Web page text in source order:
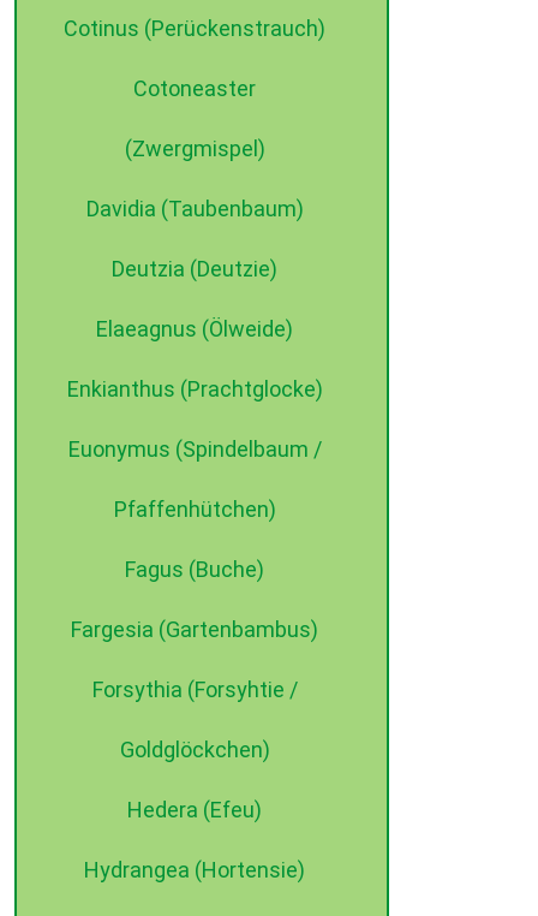
Cotinus (Perückenstrauch)
Cotoneaster
(Zwergmispel)
Davidia (Taubenbaum)
Deutzia (Deutzie)
Elaeagnus (Ölweide)
Enkianthus (Prachtglocke)
Euonymus (Spindelbaum /
Pfaffenhütchen)
Fagus (Buche)
Fargesia (Gartenbambus)
Forsythia (Forsyhtie /
Goldglöckchen)
Hedera (Efeu)
Hydrangea (Hortensie)